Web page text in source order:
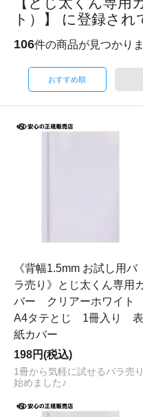
ト）】 に登録され
106件の商品が見つかり
おすすめ順
《背幅1.5mm お試し用バ
ラ売り》とじ太くん専用
バー クリアーホワイト
A4タテとじ 1冊入り 表
紙カバー
198円(税込)
1冊から気軽に試せるバラ売り
始めました♪